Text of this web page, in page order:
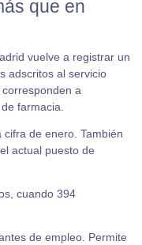
que en
vuelve a registrar un
adscritos al servicio
a
farmacia.
de enero. También
actual puesto de
cuando 394
de empleo. Permite